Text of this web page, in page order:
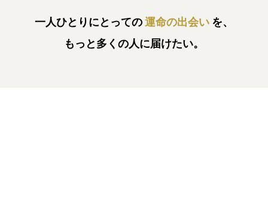
一人ひとりにとっての運命の出会い を、
もっと多くの人に届けたい。